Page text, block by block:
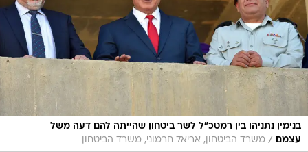
בנימין נתניהו בין רמטכ"ל לשר ביטחון שהייתה להם דעה משל
עצמם
/ משרד הביטחון, אריאל חרמוני, משרד הביטחון